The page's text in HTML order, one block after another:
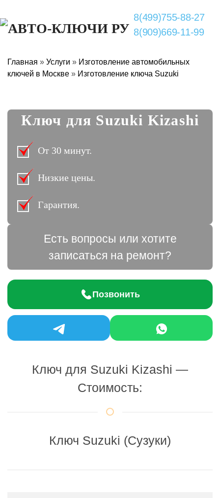
8(499)755-88-27
8(909)669-11-99
Главная » Услуги » Изготовление автомобильных
ключей в Москве » Изготовление ключа Suzuki
Ключ для Suzuki Kizashi
От 30 минут.
Низкие цены.
Гарантия.
Есть вопросы или хотите
записаться на ремонт?
Позвонить
Ключ для Suzuki Kizashi —
Стоимость:
Ключ Suzuki (Сузуки)